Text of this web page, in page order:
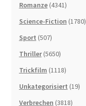
Romanze (4341)
Science-Fiction (1780)
Sport (507)
Thriller (5650)
Trickfilm (1118)
Unkategorisiert (19)
Verbrechen (3818)